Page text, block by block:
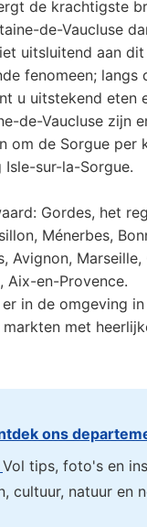
de krachtigste
de-Vaucluse
uitsluitend aan dit
fenomeen; langs
u uitstekend eten
de-Vaucluse zijn
om de Sorgue per
sur-la-Sorgue.
Gordes, het
Ménerbes,
Avignon,
Aix-en-Provence.
in de omgeving
markten met
ons
Vol tips, foto's en
cultuur, natuur en